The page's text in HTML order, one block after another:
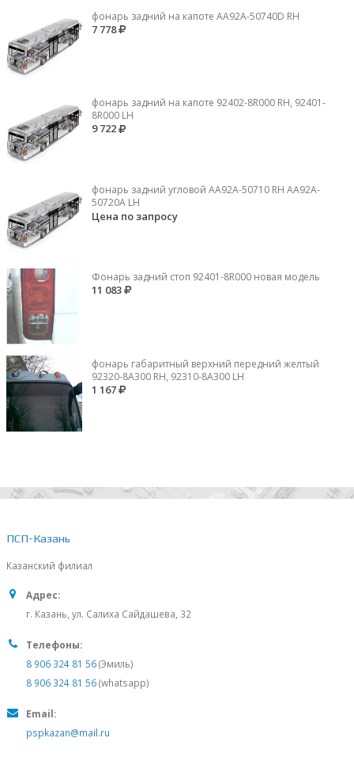
фонарь задний на капоте AA92A-50740D RH
7 778
фонарь задний на капоте 92402-8R000 RH, 92401-
8R000 LH
9 722
фонарь задний угловой AA92A-50710 RH AA92A-
50720A LH
Цена по запросу
Фонарь задний стоп 92401-8R000 новая модель
11 083
фонарь габаритный верхний передний желтый
92320-8A300 RH, 92310-8А300 LH
1 167
ПСП-Казань
Казанский филиал
Адрес:
г. Казань, ул. Салиха Сайдашева, 32
Телефоны:
8 906 324 81 56(Эмиль)
8 906 324 81 56(whatsapp)
Email:
pspkazan@mail.ru